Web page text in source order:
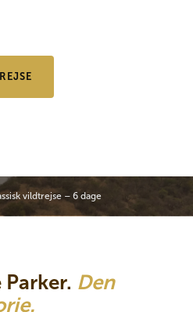
vildtrejse – 6 dage
Parker. Den